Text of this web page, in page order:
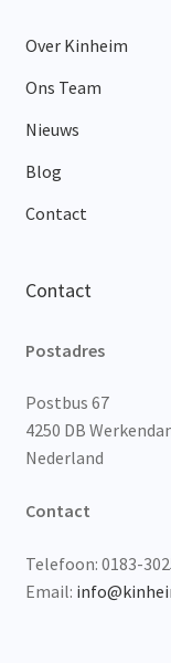
Over Kinheim
Ons Team
Nieuws
Blog
Contact
Contact
Postadres
Postbus 67
4250 DB
Nederland
Contact
Telefoon: 0183-
Email: